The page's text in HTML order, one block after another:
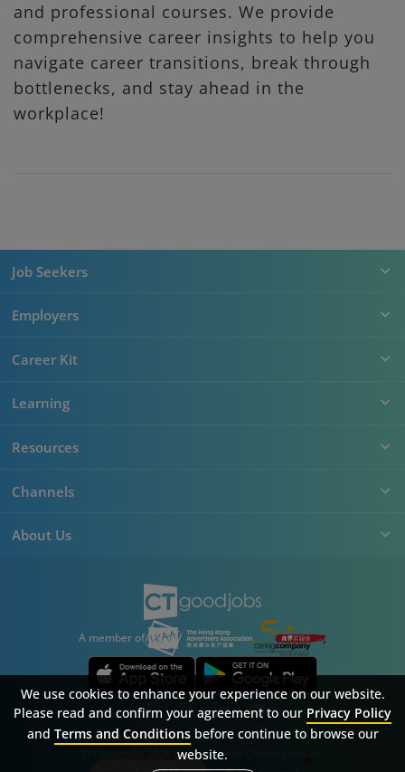
and professional courses. We provide
comprehensive career insights to help you
navigate career transitions, break through
bottlenecks, and stay ahead in the
workplace!
Job Seekers
Employers
Career Kit
Learning
Resources
Channels
About Us
A member of
© Copyright 2026 Career Times Online Limited.
SitemapFAQPrivacy PolicyTerms & Conditions
We use cookies to enhance your experience on our website.
Please read and confirm your agreement to our Privacy Policy
and Terms and Conditionsbefore continue to browse our
website.